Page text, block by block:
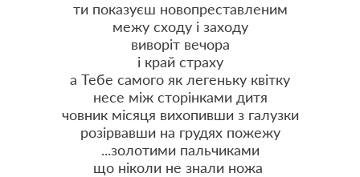
ти показуєш новопреставленим
межу сходу і заходу
виворіт вечора
і край страху
а Тебе самого як легеньку квітку
несе між сторінками дитя
човник місяця вихопивши з галузки
розірвавши на грудях пожежу
...золотими пальчиками
що ніколи не знали ножа